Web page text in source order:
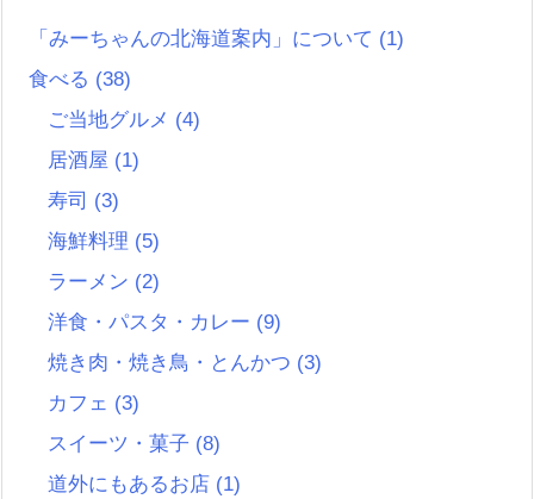
「みーちゃんの北海道案内」について (1)
食べる (38)
ご当地グルメ (4)
居酒屋 (1)
寿司 (3)
海鮮料理 (5)
ラーメン (2)
洋食・パスタ・カレー (9)
焼き肉・焼き鳥・とんかつ (3)
カフェ (3)
スイーツ・菓子 (8)
道外にもあるお店 (1)